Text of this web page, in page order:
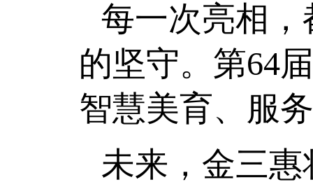
每一次亮相
的坚守。第64
智慧美育、服
未来，金三